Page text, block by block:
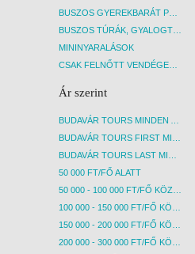
MININYARALÁSOK
Ár szerint
50 000 FT/FŐ ALATT